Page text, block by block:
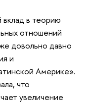
в теорию
отношений
довольно давно
и
Америке».
что
увеличение